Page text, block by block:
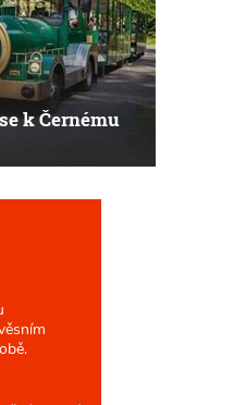
k Černému